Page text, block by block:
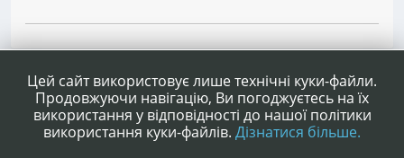
Цей сайт використовує лише технічні куки-файли.
Продовжуючи навігацію, Ви погоджуєтесь на їх
використання у відповідності до нашої політики
використання куки-файлів. Дізнатися більше.